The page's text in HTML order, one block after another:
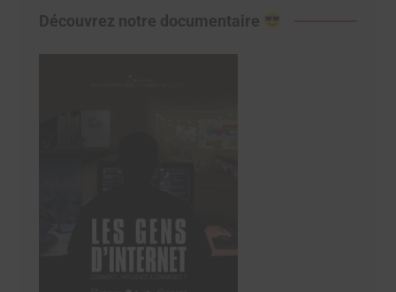
Découvrez notre documentaire